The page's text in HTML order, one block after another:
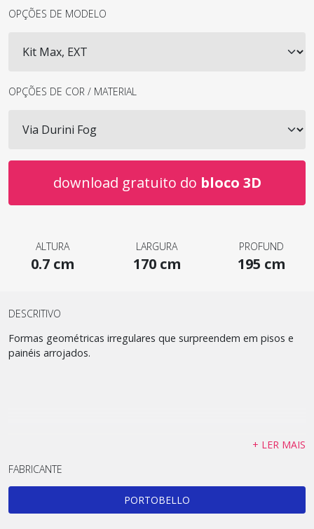
OPÇÕES DE MODELO
OPÇÕES DE COR / MATERIAL
download gratuito do bloco 3D
ALTURA
0.7 cm
LARGURA
170 cm
PROFUND
195 cm
DESCRITIVO
Formas geométricas irregulares que surpreendem em pisos e
painéis arrojados.
+ LER MAIS
FABRICANTE
PORTOBELLO